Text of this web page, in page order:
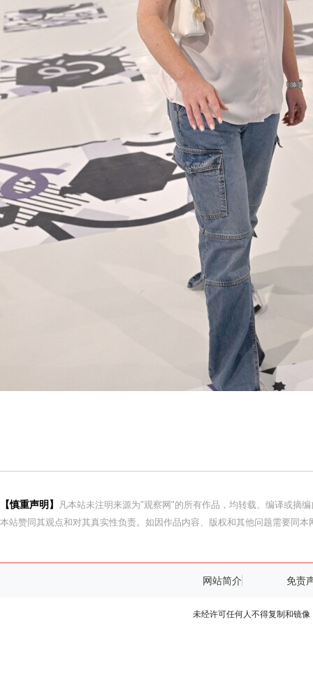
【慎重声明】
凡本站未注明来源为"观察网"的所有作品，均转载、编译或摘
本站赞同其观点和对其真实性负责。如因作品内容、版权和其他问题需要同本
网站简介 免责
未经许可任何人不得复制和镜